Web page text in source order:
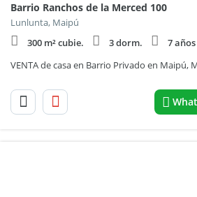
Barrio Ranchos de la Merced 100
Lunlunta, Maipú
300 m² cubie.
3 dorm.
7 años
VENTA de casa en Barrio Privado en Maipú,